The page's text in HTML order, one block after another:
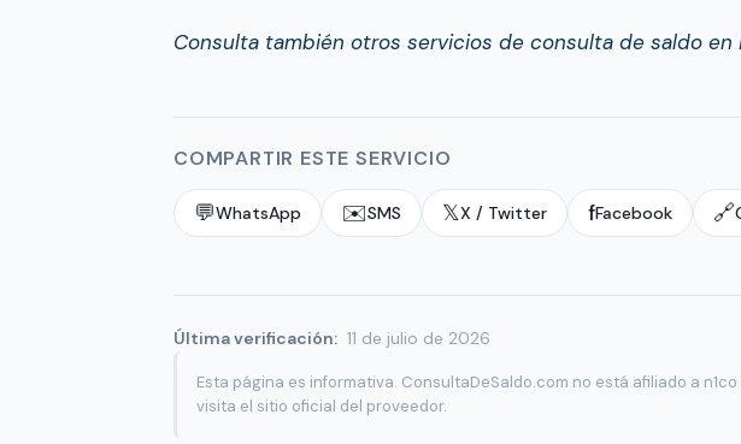
Consulta también otros servicios de consulta de saldo en
COMPARTIR ESTE SERVICIO
💬WhatsApp ✉️SMS 𝕏X / Twitter fFacebook 🔗
Última verificación: 11 de julio de 2026
Esta página es informativa. ConsultaDeSaldo.com no está afiliado a
visita el sitio oficial del proveedor.